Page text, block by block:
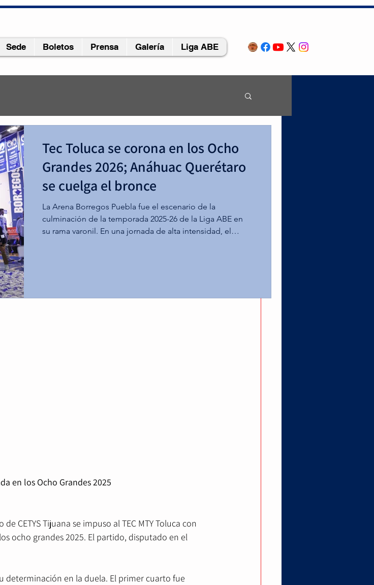
Sede Boletos Prensa Galería Liga ABE
y ganamos!”: Abril
en los Ocho Grandes 2025
CETYS Tijuana se impuso al TEC MTY Toluca con
ocho grandes 2025. El partido, disputado en el
determinación en la duela. El primer cuarto fue
Tec Toluca se corona en los Ocho
Grandes 2026; Anáhuac Querétaro
se cuelga el bronce
La Arena Borregos Puebla fue el escenario de la
culminación de la temporada 2025-26 de la Liga ABE en
su rama varonil. En una jornada de alta intensidad, el